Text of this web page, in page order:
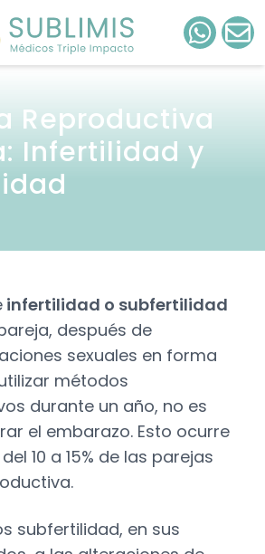
Reproductiva
Infertilidad y
infertilidad o subfertilidad
después de
sexuales en forma
métodos
durante un año, no es
el embarazo. Esto ocurre
10 a 15% de las parejas
subfertilidad, en sus